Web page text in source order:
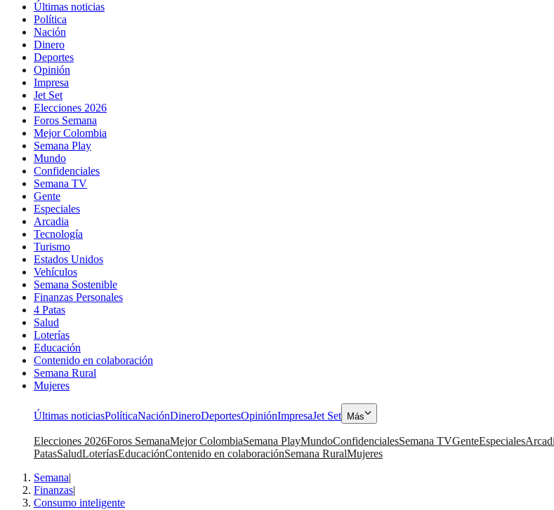
Últimas noticias
Política
Nación
Dinero
Deportes
Opinión
Impresa
Jet Set
Elecciones 2026
Foros Semana
Mejor Colombia
Semana Play
Mundo
Confidenciales
Semana TV
Gente
Especiales
Arcadia
Tecnología
Turismo
Estados Unidos
Vehículos
Semana Sostenible
Finanzas Personales
4 Patas
Salud
Loterías
Educación
Contenido en colaboración
Semana Rural
Mujeres
Últimas noticiasPolíticaNaciónDineroDeportesOpiniónImpresaJet Set Más
Elecciones 2026Foros SemanaMejor ColombiaSemana PlayMundoConfidencialesSemana TVGenteEspeciales
PatasSaludLoteríasEducaciónContenido en colaboraciónSemana RuralMujeres
Semana|
Finanzas|
Consumo inteligente